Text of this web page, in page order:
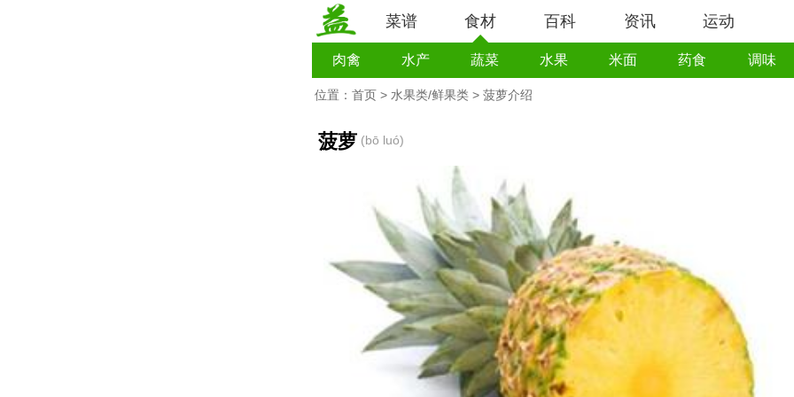
菜谱 食材 百科 资讯 运动
肉禽 水产 蔬菜 水果 米面 药食 调味
位置： 首页 > 水果类/鲜果类 > 菠萝介绍
菠萝 (bō luó)